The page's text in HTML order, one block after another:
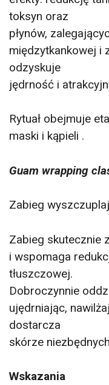
toksyn oraz
płynów,
międzytkankowej i
odzyskuje
jędrność i
Rytuał obejmuje
maski i kąpieli .
Guam wrapping
Zabieg
Zabieg skutecznie
i wspomaga
tłuszczowej.
Dobroczynnie
ujędrniając,
dostarcza
skórze
Wskazania